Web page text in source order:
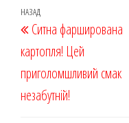
k on
Навігація
записів
Попередній
запис
НАЗАД
Ситна фарширована
картопля! Цей
приголомшливий смак
незабутній!